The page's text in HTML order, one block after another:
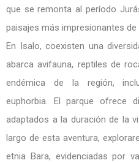
que se remonta al período
paisajes más impresionantes de
En Isalo, coexisten una
abarca avifauna, reptiles de
endémica de la región,
euphorbia. El parque ofrece
adaptados a la duración de la
largo de esta aventura,
etnia Bara, evidenciadas por